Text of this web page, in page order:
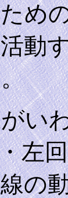
め
動
左
の